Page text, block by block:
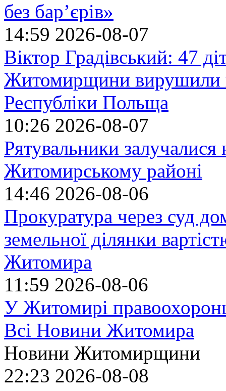
без бар’єрів»
14:59 2026-08-07
Віктор Градівський: 47
Житомирщини вирушили
Республіки Польща
10:26 2026-08-07
Рятувальники
Житомирському районі
14:46 2026-08-06
Прокуратура через суд
земельної ділянки
Житомира
11:59 2026-08-06
У Житомирі
Всі Новини Житомира
Новини Житомирщини
22:23 2026-08-08